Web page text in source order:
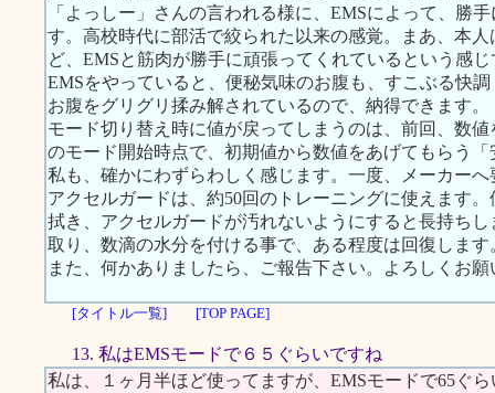
「よっしー」さんの言われる様に、EMSによって、勝
す。高校時代に部活で絞られた以来の感覚。まあ、本
ど、EMSと筋肉が勝手に頑張ってくれているという感じ
EMSをやっていると、便秘気味のお腹も、すこぶる快
お腹をグリグリ揉み解されているので、納得できます。
モード切り替え時に値が戻ってしまうのは、前回、数
のモード開始時点で、初期値から数値をあげてもらう
私も、確かにわずらわしく感じます。一度、メーカー
アクセルガードは、約50回のトレーニングに使えます
拭き、アクセルガードが汚れないようにすると長持ち
取り、数滴の水分を付ける事で、ある程度は回復します
また、何かありましたら、ご報告下さい。よろしくお願
[タイトル一覧] [TOP PAGE]
13. 私はEMSモードで６５ぐらいですね
私は、１ヶ月半ほど使ってますが、EMSモードで65ぐ